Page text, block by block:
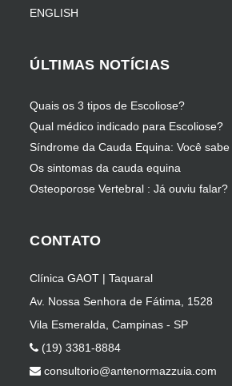
ENGLISH
ÚLTIMAS NOTÍCIAS
Quais os 3 tipos de Escoliose?
Qual médico indicado para Escoliose?
Síndrome da Cauda Equina: Você
Os sintomas da cauda equina
Osteoporose Vertebral : Já ouviu falar?
CONTATO
Clínica GAOT | Taquaral
Av. Nossa Senhora de Fátima, 1528
Vila Esmeralda, Campinas - SP
(19) 3381-8884
consultorio@antenormazzuia.com